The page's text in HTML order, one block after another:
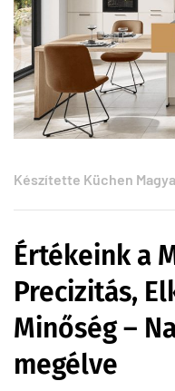
Készítette Küchen
Értékeink a
Precizitás,
Minőség –
megélve